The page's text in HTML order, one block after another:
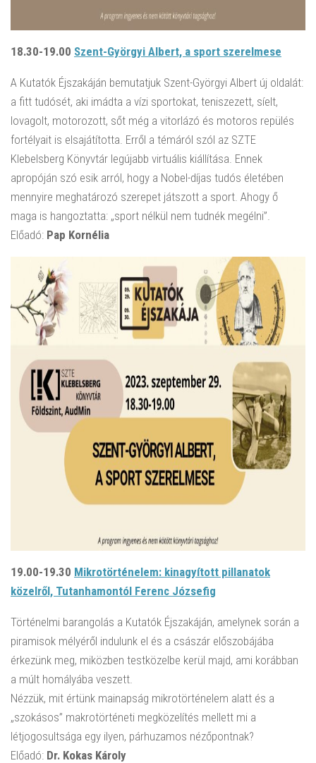
18.30-19.00 Szent-Györgyi Albert, a sport szerelmese
A Kutatók Éjszakáján bemutatjuk Szent-Györgyi Albert új oldalát:
a fitt tudósét, aki imádta a vízi sportokat, teniszezett, síelt,
lovagolt, motorozott, sőt még a vitorlázó és motoros repülés
fortélyait is elsajátította. Erről a témáról szól az SZTE
Klebelsberg Könyvtár legújabb virtuális kiállítása. Ennek
apropóján szó esik arról, hogy a Nobel-díjas tudós életében
mennyire meghatározó szerepet játszott a sport. Ahogy ő
maga is hangoztatta: „sport nélkül nem tudnék megélni”.
Előadó: Pap Kornélia
19.00-19.30 Mikrotörténelem: kinagyított pillanatok
közelről, Tutanhamontól Ferenc Józsefig
Történelmi barangolás a Kutatók Éjszakáján, amelynek során a
piramisok mélyéről indulunk el és a császár előszobájába
érkezünk meg, miközben testközelbe kerül majd, ami korábban
a múlt homályába veszett.
Nézzük, mit értünk mainapság mikrotörténelem alatt és a
„szokásos” makrotörténeti megközelítés mellett mi a
létjogosultsága egy ilyen, párhuzamos nézőpontnak?
Előadó: Dr. Kokas Károly